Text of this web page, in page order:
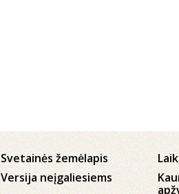
Svetainės žemėlapis
Versija neįgaliesiems